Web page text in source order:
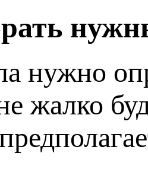
нужно
жалко